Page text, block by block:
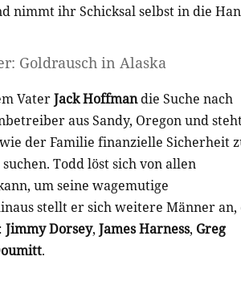
nimmt ihr Schicksal selbst in die
Goldrausch in Alaska
VaterJack Hoffmandie Suche nach
aus Sandy, Oregon und
der Familie finanzielle Sicherheit
Todd löst sich von allen
um seine wagemutige
stellt er sich weitere Männer an,
Jimmy Dorsey, James Harness, Greg
.